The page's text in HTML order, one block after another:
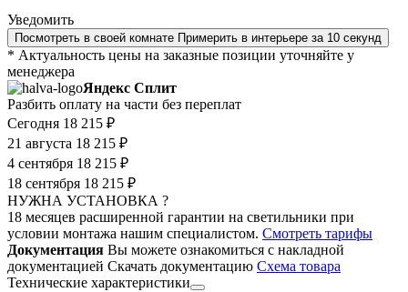
Уведомить
Посмотреть в своей комнате Примерить в интерьере за 10 секунд
* Актуальность цены на заказные позиции уточняйте у
менеджера
Яндекс Сплит
Разбить оплату на части без переплат
Сегодня 18 215 ₽
21 августа 18 215 ₽
4 сентября 18 215 ₽
18 сентября 18 215 ₽
НУЖНА УСТАНОВКА ?
18 месяцев расширенной гарантии на светильники при
условии монтажа нашим специалистом. Смотреть тарифы
Документация Вы можете ознакомиться с накладной
документацией Скачать документацию Cхема товара
Технические характеристики